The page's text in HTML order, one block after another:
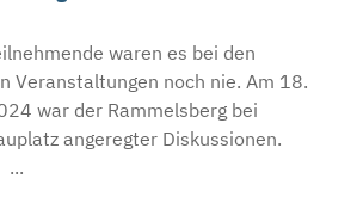
waren es bei den
Veranstaltungen noch nie. Am 18.
war der Rammelsberg bei
angeregter Diskussionen.
...